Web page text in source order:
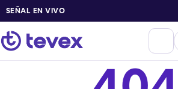
SEÑAL EN VIVO